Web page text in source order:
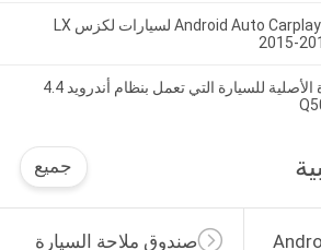
واجهة Lsailt اللاسلكية Android Auto Carplay لسيارات لكزس LX
واجهة الوسائط المتعددة الأصلية للسيارة التي تعمل بنظام أندرويد 4.4
جميع
صندوق ملاحة السيارة